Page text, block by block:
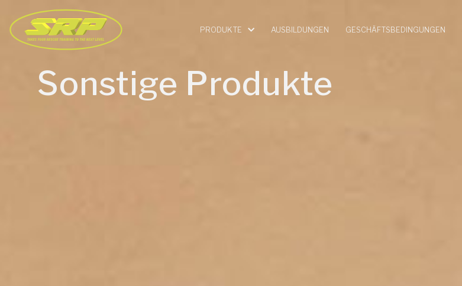
PRODUKTE AUSBILDUNGEN GESCHÄFTSBEDINGUNGEN
Sonstige Produkte